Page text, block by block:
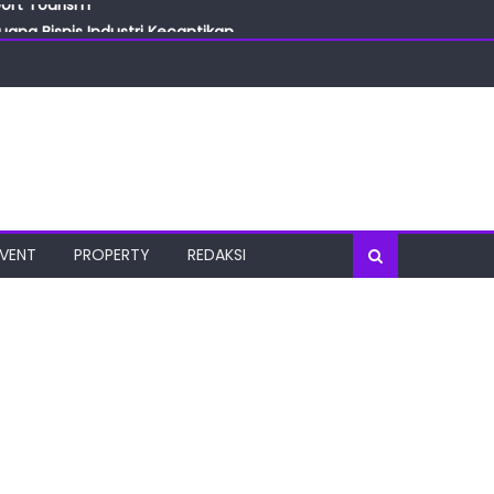
Bisnis Industri Kecantikan
Tourism
PROPERTY REDAKSI